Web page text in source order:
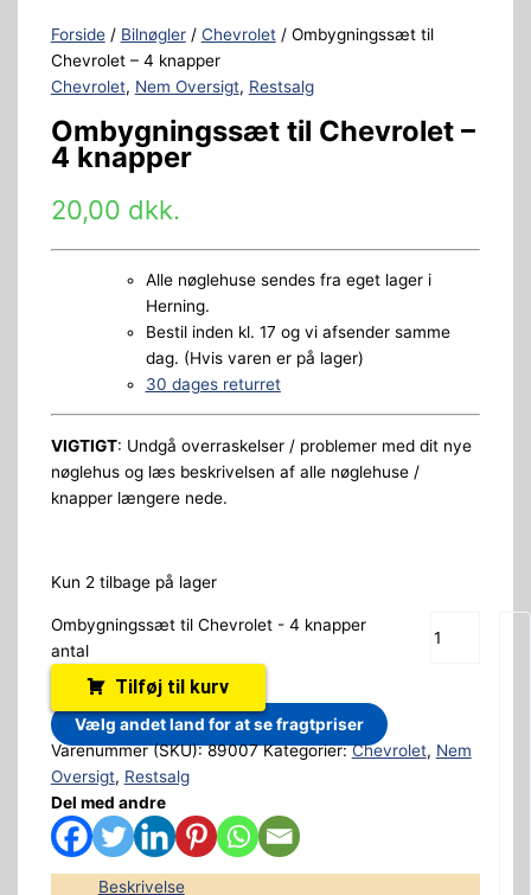
Forside/ Bilnøgler/ Chevrolet/ Ombygningssæt til
Chevrolet – 4 knapper
Chevrolet, Nem Oversigt, Restsalg
Ombygningssæt til Chevrolet –
4 knapper
20,00 dkk.
Alle nøglehuse sendes fra eget lager i
Herning.
Bestil inden kl. 17 og vi afsender samme
dag. (Hvis varen er på lager)
30 dages returret
VIGTIGT: Undgå overraskelser / problemer med dit nye
nøglehus og læs beskrivelsen af alle nøglehuse /
knapper længere nede.
Kun 2 tilbage på lager
Ombygningssæt til Chevrolet - 4 knapper
antal
Tilføj til kurv
Vælg andet land for at se fragtpriser
Varenummer (SKU):89007 Kategorier:Chevrolet, Nem
Oversigt, Restsalg
Del med andre
Beskrivelse